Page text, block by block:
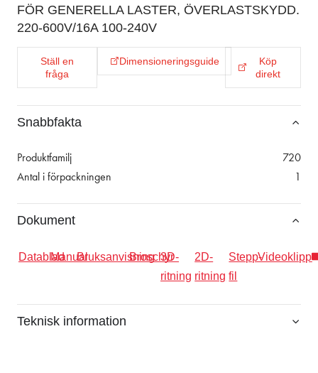
FÖR GENERELLA LASTER, ÖVERLASTSKYDD.
220-600V/16A 100-240V
Ställ en
fråga
Dimensioneringsguide
Köp
direkt
Snabbfakta
Produktfamilj
720
Antal i förpackningen
1
Dokument
DatabladManualBruksanvisning
Broschyr
3D-
ritning
2D-
ritning
Stepp-
fil
Videoklipp
Teknisk information